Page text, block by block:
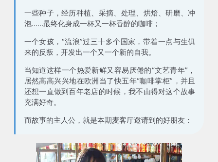
一些种子，经历种植、采摘、处理、烘焙、研磨、冲
泡......最终化身成一杯又一杯香醇的咖啡；
一个女孩，“流浪”过三十多个国家，带着一点与生俱
来的反叛，开发出一个又一个新的自我。
当知道这样一个热爱新鲜又容易厌倦的“文艺青年”，
居然高高兴兴地在欧洲当了快五年“咖啡掌柜”，并且
还想一直做到百年老店的时候，我不由得对这个故事
充满好奇。
而故事的主人公，就是本期麦客厅邀请到的好朋友：